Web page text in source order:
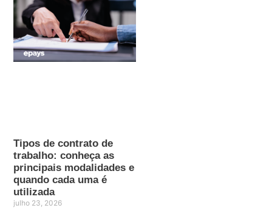
Tipos de contrato de
trabalho: conheça as
principais modalidades e
quando cada uma é
utilizada
julho 23, 2026